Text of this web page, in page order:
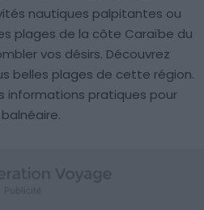
nautiques palpitantes ou
plages de la côte Caraïbe du
vos désirs. Découvrez
belles plages de cette région.
informations pratiques pour